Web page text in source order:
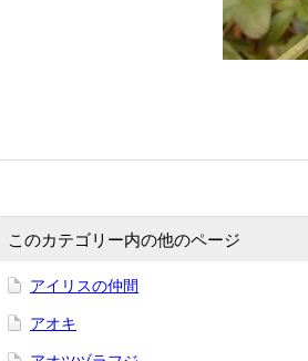
このカテゴリー内の他のページ
アイリスの仲間
アオキ